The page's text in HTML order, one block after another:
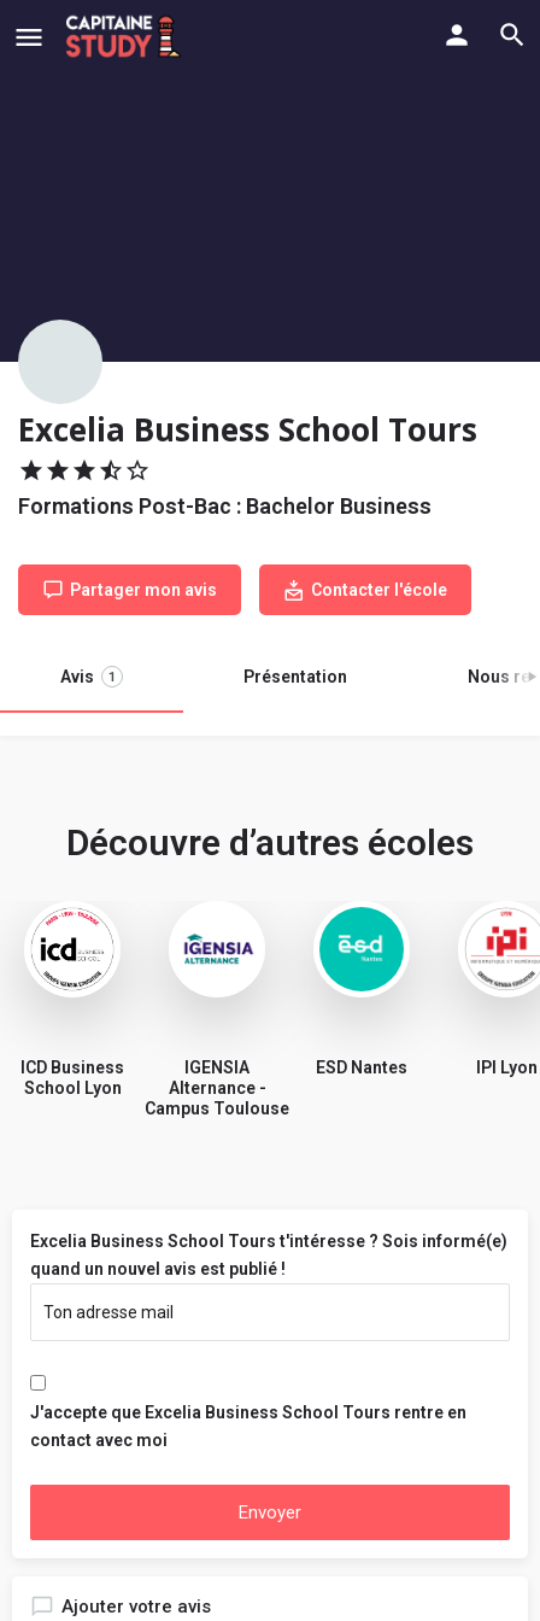
Excelia Business School Tours
Formations Post-Bac : Bachelor Business
Partager mon avis Contacter l'école
Avis 1 Présentation Nous
Découvre d’autres écoles
ICD Business
School Lyon
IGENSIA
Alternance -
Campus Toulouse
ESD Nantes IPI Lyon
Excelia Business School Tours t'intéresse ? Sois informé(e)
quand un nouvel avis est publié !
J'accepte que Excelia Business School Tours rentre en
contact avec moi
Envoyer
Ajouter votre avis